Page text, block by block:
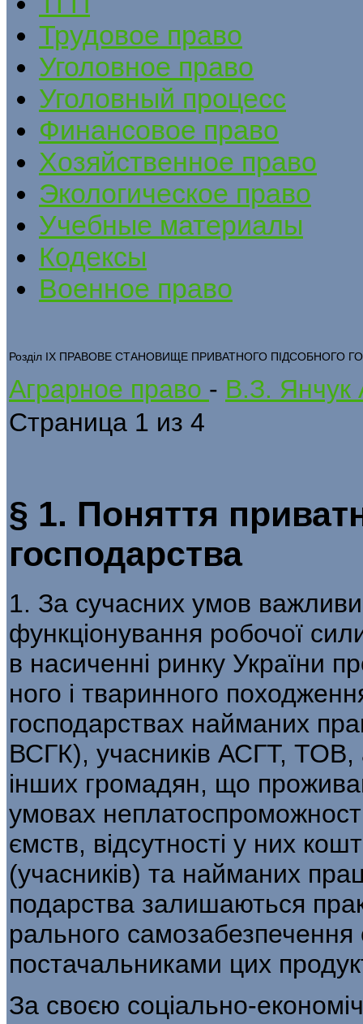
Трудовое право
Уголовное право
Уголовный процесс
Финансовое право
Хозяйственное право
Экологическое право
Учебные материалы
Кодексы
Военное право
Розділ IX ПРАВОВЕ СТАНОВИЩЕ ПРИВАТНОГО ПІДСОБНОГО
Аграрное право - В.З. Янчук
Страница 1 из 4
§ 1. Поняття
господарства
1. За сучасних умов
функціонування робочої
в насиченні ринку України
ного і тваринного
господарствах найманих
ВСГК), учасників АСГТ, ТОВ,
інших громадян, що
умовах
ємств, відсутності у них
(учасників) та найманих
подарства залишаються
рального
постачальниками цих
За своєю соціально-